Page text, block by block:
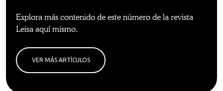
Explora más contenido de este número de la revista
Leisa aquí mismo.
VER MÁS ARTÍCULOS